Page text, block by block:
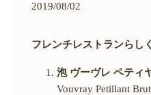
2019/08/02
フレンチレストランらし
泡 ヴーヴレ ペティ
Vouvray Petillant